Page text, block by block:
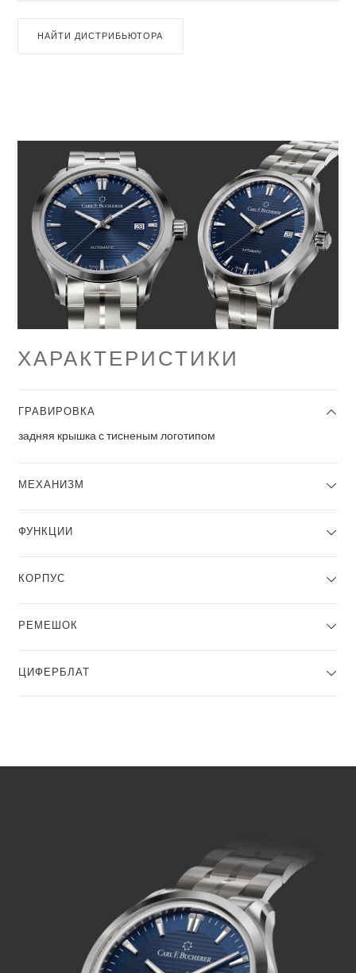
НАЙТИ ДИСТРИБЬЮТОРА
ХАРАКТЕРИСТИКИ
ГРАВИРОВКА
задняя крышка с тисненым логотипом
МЕХАНИЗМ
ФУНКЦИИ
КОРПУС
РЕМЕШОК
ЦИФЕРБЛАТ